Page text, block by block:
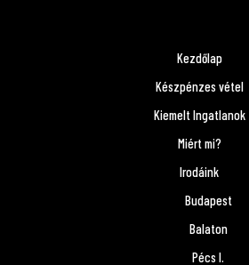
Kezdőlap
Készpénzes vétel
Kiemelt Ingatlanok
Miért mi?
Irodáink
Budapest
Balaton
Pécs I.